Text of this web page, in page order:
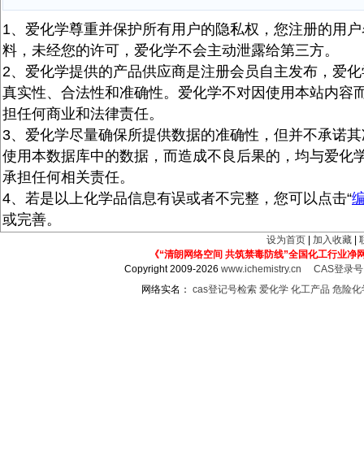
1、爱化学尊重并保护所有用户的隐私权，您注册的用
料，未经您的许可，爱化学不会主动泄露给第三方。
2、爱化学提供的产品供应商是注册会员自主发布，爱
真实性、合法性和准确性。爱化学不对因使用本站内容
担任何商业和法律责任。
3、爱化学尽量确保所提供数据的准确性，但并不承诺
使用本数据库中的数据，而造成不良后果的，均与爱化
承担任何相关责任。
4、若是以上化学品信息有误或者不完整，您可以点击“
或完善。
设为首页 加入收藏
《“清朗网络空间 共筑禁毒防线”全国化工行业净
Copyright 2009-2026www.ichemistry.cn
CAS登录
网络实名： cas登记号检索 爱化学 化工产品 危险化